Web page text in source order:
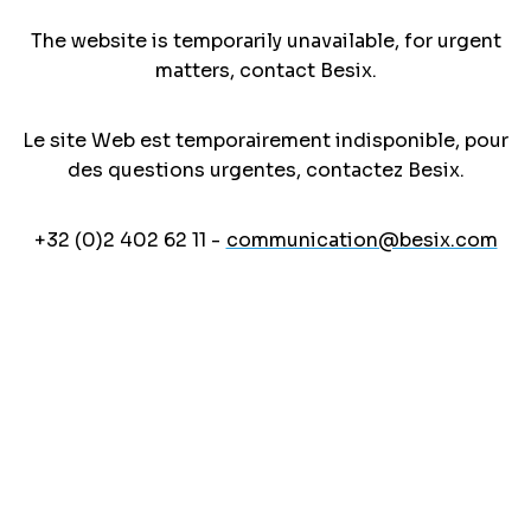
The website is temporarily unavailable, for urgent
matters, contact Besix.
Le site Web est temporairement indisponible, pour
des questions urgentes, contactez Besix.
+32 (0)2 402 62 11 - communication@besix.com